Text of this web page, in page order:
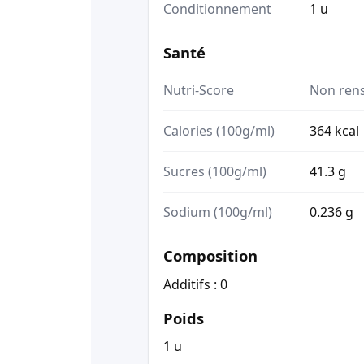
Conditionnement 1 u
Santé
Nutri-Score Non
Calories (100g/ml) 364 kcal
Sucres (100g/ml) 41.3 g
Sodium (100g/ml) 0.236 g
Composition
Additifs : 0
Poids
1 u